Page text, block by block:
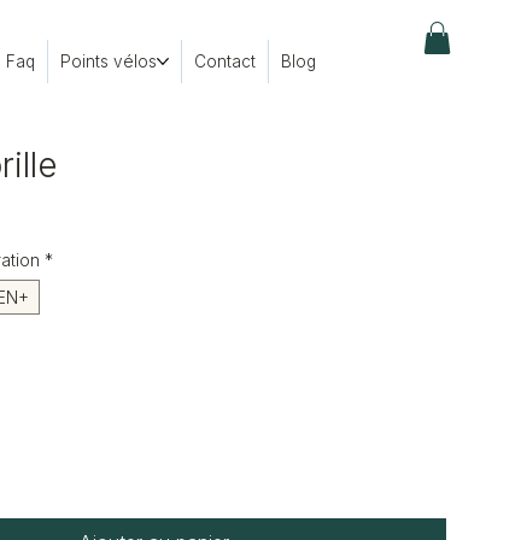
Faq Points vélos Contact Blog
*